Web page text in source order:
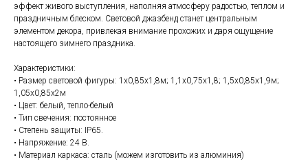
эффект живого выступления, наполняя атмосферу радостью, теплом и
праздничным блеском. Световой джазбенд станет центральным
элементом декора, привлекая внимание прохожих и даря ощущение
настоящего зимнего праздника.
Характеристики:
• Размер световой фигуры: 1х0,85х1,8м; 1,1х0,75х1,8; 1,5х0,85х1,9м;
1,05х0,85х2м
• Цвет: белый, тепло-белый
• Тип свечения: постоянное
• Степень защиты: IP65.
• Напряжение: 24 В.
• Материал каркаса: сталь (можем изготовить из алюминия)